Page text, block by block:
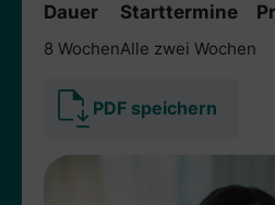
Dauer
8 Wochen
Starttermine
Alle zwei Wochen
PDF speichern